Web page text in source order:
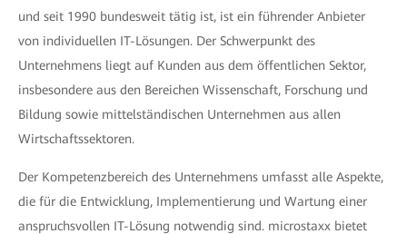
und seit 1990 bundesweit tätig ist, ist ein führender Anbieter
von individuellen IT-Lösungen. Der Schwerpunkt des
Unternehmens liegt auf Kunden aus dem öffentlichen Sektor,
insbesondere aus den Bereichen Wissenschaft, Forschung und
Bildung sowie mittelständischen Unternehmen aus allen
Wirtschaftssektoren.
Der Kompetenzbereich des Unternehmens umfasst alle Aspekte,
die für die Entwicklung, Implementierung und Wartung einer
anspruchsvollen IT-Lösung notwendig sind. microstaxx bietet